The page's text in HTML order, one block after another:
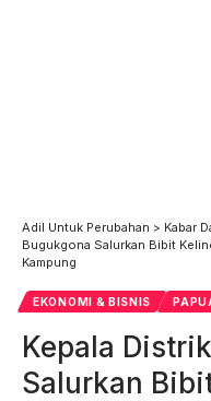
Adil Untuk Perubahan > Kabar
Bugukgona Salurkan Bibit
Kampung
EKONOMI & BISNIS
Kepala
Salurkan